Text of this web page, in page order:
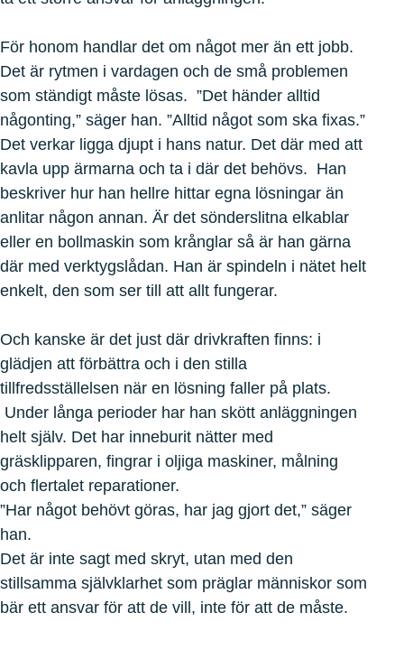
För honom handlar det om något mer än ett jobb.
Det är rytmen i vardagen och de små problemen
som ständigt måste lösas. ”Det händer alltid
någonting,” säger han. ”Alltid något som ska fixas.”
Det verkar ligga djupt i hans natur. Det där med att
kavla upp ärmarna och ta i där det behövs. Han
beskriver hur han hellre hittar egna lösningar än
anlitar någon annan. Är det sönderslitna elkablar
eller en bollmaskin som krånglar så är han gärna
där med verktygslådan. Han är spindeln i nätet helt
enkelt, den som ser till att allt fungerar.
Och kanske är det just där drivkraften finns: i
glädjen att förbättra och i den stilla
tillfredsställelsen när en lösning faller på plats.
Under långa perioder har han skött anläggningen
helt själv. Det har inneburit nätter med
gräsklipparen, fingrar i oljiga maskiner, målning
och flertalet reparationer.
”Har något behövt göras, har jag gjort det,” säger
han.
Det är inte sagt med skryt, utan med den
stillsamma självklarhet som präglar människor som
bär ett ansvar för att de vill, inte för att de måste.